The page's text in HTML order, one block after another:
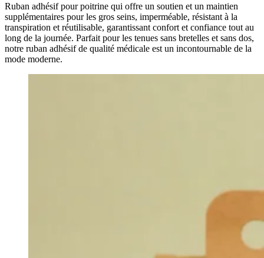
Ruban adhésif pour poitrine qui offre un soutien et un maintien
supplémentaires pour les gros seins, imperméable, résistant à la
transpiration et réutilisable, garantissant confort et confiance tout au
long de la journée. Parfait pour les tenues sans bretelles et sans dos,
notre ruban adhésif de qualité médicale est un incontournable de la
mode moderne.